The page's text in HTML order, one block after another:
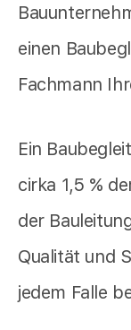
einen
Fachmann
Ein
cirka 1,5 %
der
Qualität und
jedem Falle